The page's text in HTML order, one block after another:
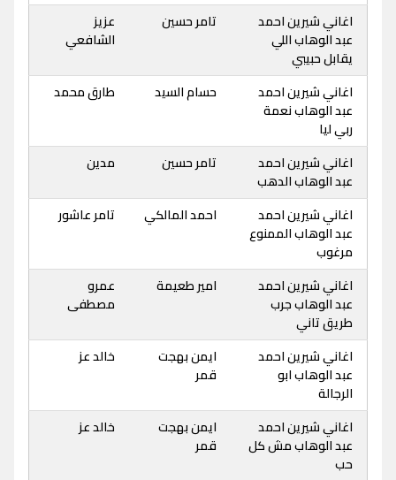
اغاني شيرين احمد
عبد الوهاب اللي
يقابل حبيبي
تامر حسين
عزيز
الشافعي
اغاني شيرين احمد
عبد الوهاب نعمة
ربي ليا
حسام السيد طارق محمد
اغاني شيرين احمد
عبد الوهاب الدهب
تامر حسين مدين
اغاني شيرين احمد
عبد الوهاب الممنوع
مرغوب
احمد المالكي تامر عاشور
اغاني شيرين احمد
عبد الوهاب جرب
طريق تاني
امير طعيمة
عمرو
مصطفى
اغاني شيرين احمد
عبد الوهاب ابو
الرجالة
ايمن بهجت
قمر
خالد عز
اغاني شيرين احمد
عبد الوهاب مش كل
حب
ايمن بهجت
قمر
خالد عز